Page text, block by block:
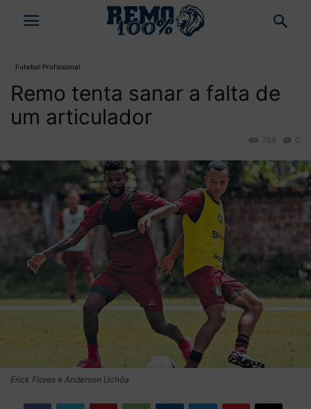
Futebol Profissional
Remo tenta sanar a falta de
um articulador
0
788
Erick Flores e Anderson Uchôa